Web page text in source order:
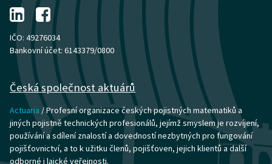
IČO: 49276034
Bankovní účet: 6143379/0800
Česká společnost aktuárů
Actuaria / Profesní organizace českých pojistných matematiků a
jiných pojistně technických profesionálů, jejímž smyslem je rozvíjení,
používání a sdílení znalostí a dovedností nezbytných pro fungování
pojišťovnictví, a to k užitku členů, pojišťoven, jejich klientů a další
odborné i laické veřejnosti.